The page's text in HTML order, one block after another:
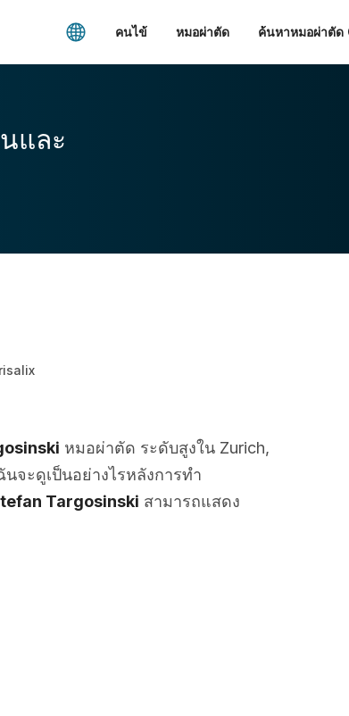
คนไข้ หมอผ่าตัด ค้นหาหมอผ่าตัด
และ
หมอผ่าตัด ระดับสูงใน Zurich,
จะดูเป็นอย่างไรหลังการทำ
Targosinski สามารถแสดง